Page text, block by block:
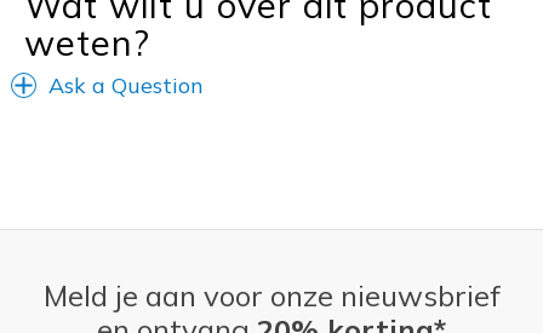
Width
Sizing
View On Shoes
weten?
Ask a Question
Meld je aan voor onze nieuwsbrief